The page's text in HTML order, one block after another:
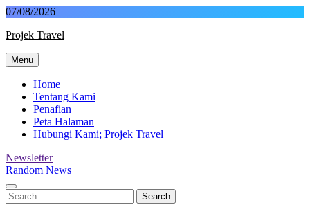
Skip
content
07/08/2026
Projek Travel
Malaysia Travel Portal
Menu
Home
Tentang Kami
Penafian
Peta Halaman
Hubungi Kami; Projek Travel
Newsletter
Random News
Search
for: